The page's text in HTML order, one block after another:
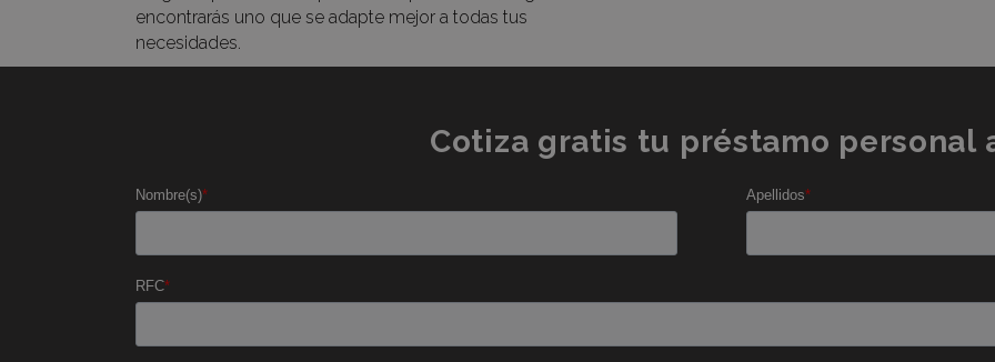
encontrarás uno que se adapte mejor a todas tus
necesidades.
Cotiza gratis tu préstamo personal